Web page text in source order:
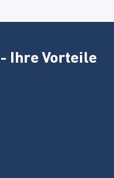
- Ihre Vorteile